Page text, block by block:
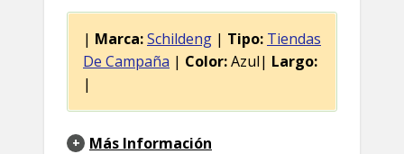
| Marca:Schildeng | Tipo: Tiendas
De Campaña | Color:Azul| Largo:
|
Más Información